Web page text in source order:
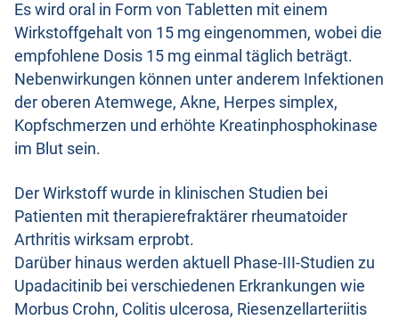
Es wird oral in Form von Tabletten mit einem
Wirkstoffgehalt von 15 mg eingenommen, wobei die
empfohlene Dosis 15 mg einmal täglich beträgt.
Nebenwirkungen können unter anderem Infektionen
der oberen Atemwege, Akne, Herpes simplex,
Kopfschmerzen und erhöhte Kreatinphosphokinase
im Blut sein.
Der Wirkstoff wurde in klinischen Studien bei
Patienten mit therapierefraktärer rheumatoider
Arthritis wirksam erprobt.
Darüber hinaus werden aktuell Phase-III-Studien zu
Upadacitinib bei verschiedenen Erkrankungen wie
Morbus Crohn, Colitis ulcerosa, Riesenzellarteriitis